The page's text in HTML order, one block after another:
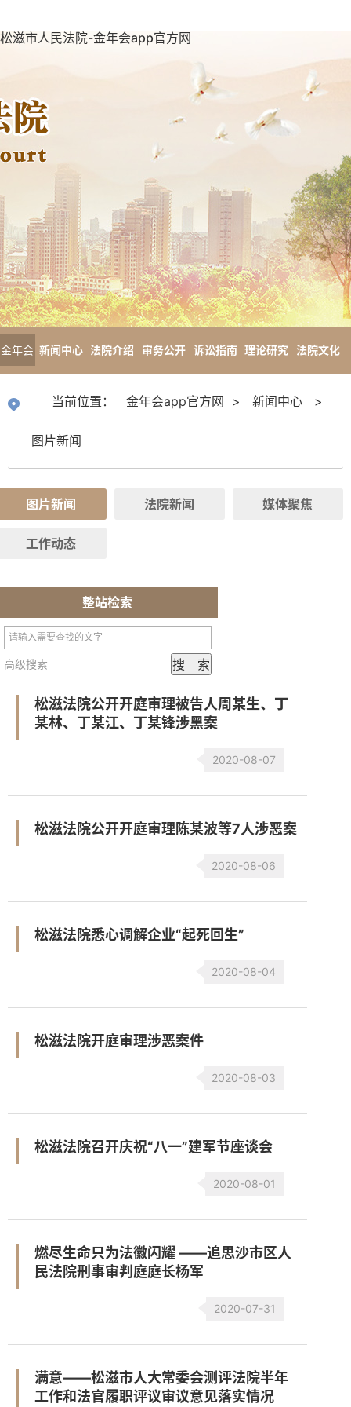
松滋市人民法院-金年会app官方网
金年会
方网
新闻中心 法院介绍 审务公开 诉讼指南 理论研究 法院文化
当前位置： 金年会app官方网 > 新闻中心 >
图片新闻
图片新闻 法院新闻 媒体聚焦
工作动态
整站检索
高级搜索
松滋法院公开开庭审理被告人周某生、丁
某林、丁某江、丁某锋涉黑案
2020-08-07
松滋法院公开开庭审理陈某波等7人涉恶案
2020-08-06
松滋法院悉心调解企业“起死回生”
2020-08-04
松滋法院开庭审理涉恶案件
2020-08-03
松滋法院召开庆祝“八一”建军节座谈会
2020-08-01
燃尽生命只为法徽闪耀 ——追思沙市区人
民法院刑事审判庭庭长杨军
2020-07-31
满意——松滋市人大常委会测评法院半年
工作和法官履职评议审议意见落实情况